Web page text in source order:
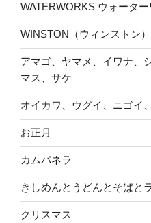
WATERWORKS ウォーター
WINSTON（ウィンストン）
アマゴ、ヤマメ、イワナ、
マス、サケ
オイカワ、ウグイ、ニゴイ
お正月
カムパネラ
きしめんとうどんとそばと
クリスマス